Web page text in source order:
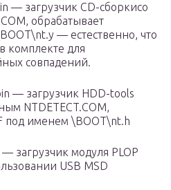
— загрузчик CD-сборкисо
обрабатывает
— естественно, что
комплекте для
совпадений.
— загрузчик HDD-tools
NTDETECT.COM,
под именем \BOOT\nt.h
загрузчик модуля PLOP
USB MSD